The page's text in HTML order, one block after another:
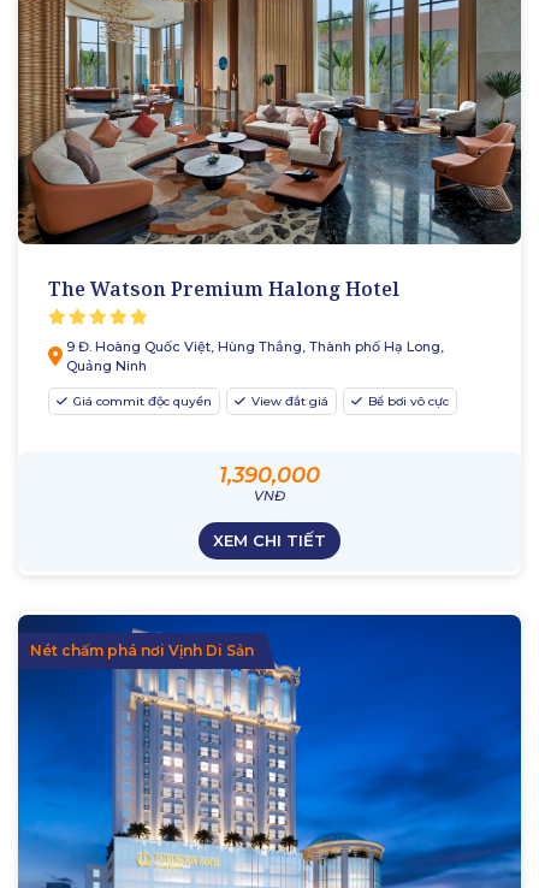
The Watson Premium Halong Hotel
9 Đ. Hoàng Quốc Việt, Hùng Thắng, Thành phố Hạ Long,
Quảng Ninh
Giá commit độc quyền View đắt giá Bể bơi vô cực
1,390,000
VNĐ
XEM CHI TIẾT
Nét chấm phá nơi Vịnh Di Sản